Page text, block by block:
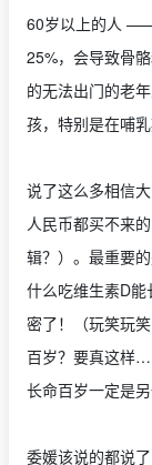
60岁以上的人
25%，会导致骨
的无法出门的老
孩，特别是在哺乳
说了这么多相信
人民币都买不来
辑？）。最重要
什么吃维生素D
密了！（玩笑玩
百岁？要真这样
长命百岁一定是
委媛该说的都说